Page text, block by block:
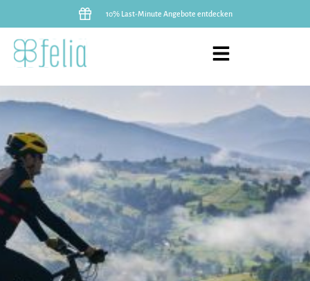
10% Last-Minute Angebote entdecken